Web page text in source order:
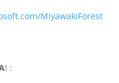
MiyawakiForest
! :